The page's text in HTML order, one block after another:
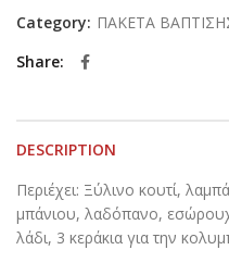
Category: ΠΑΚΕΤΑ
Share
DESCRIPTION
Περιέχει: Ξύλινο κουτί,
μπάνιου, λαδόπανο,
λάδι, 3 κεράκια για την